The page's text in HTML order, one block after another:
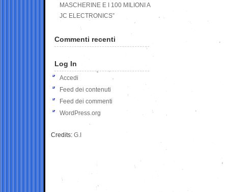
MASCHERINE E I 100 MILIONI A
JC ELECTRONICS”
Commenti recenti
Log In
Accedi
Feed dei contenuti
Feed dei commenti
WordPress.org
Credits: G.I